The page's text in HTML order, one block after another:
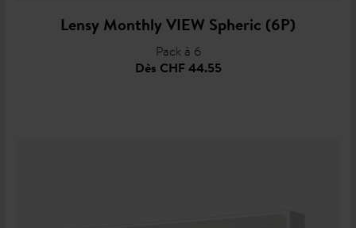
Lensy Monthly VIEW Spheric (6P)
Pack à 6
Dès CHF 44.55